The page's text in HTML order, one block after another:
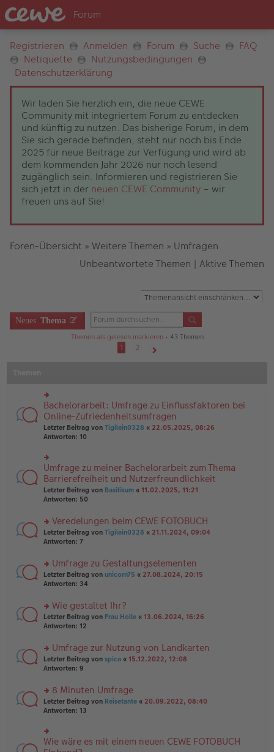
Registrieren Anmelden Forum Suche
FAQ
Netiquette
Nutzungsbedingungen
Datenschutzerklärung
Wir laden Sie herzlich ein, die neue CEWE
Community mit integriertem Forum zu entdecken
und künftig zu nutzen. Das bisherige Forum, in dem
Sie sich gerade befinden, steht nur noch bis Ende
2025 für neue Beiträge zur Verfügung und wird ab
dem kommenden Jahr 2026 nur noch lesend
zugänglich sein. Informieren und registrieren Sie
sich jetzt in der neuen CEWE Community – wir
freuen uns auf Sie!
Foren-Übersicht » Weitere Themen » Umfragen
Unbeantwortete Themen | Aktive Themen
Neues Thema
Themen als gelesen markieren• 43 Themen
1
2
rs
te
r
u
n
el
es
e
n
er
tr
a
g
Bachelorarbeit: Umfrage zu Einflussfaktoren bei
Online-Zufriedenheitsumfragen
Letzter Beitrag von Tigilein0328 « 22.05.2025, 08:26
Antworten: 10
rs
te
r
u
n
el
es
e
B
ei
tr
g
Umfrage zu meiner Bachelorarbeit zum Thema
Barrierefreiheit und Nutzerfreundlichkeit
Letzter Beitrag von Basilikum « 11.02.2025, 11:21
Antworten: 50
rs
te
n
g
el
e
n
er
tr
a
g
Veredelungen beim CEWE FOTOBUCH
Letzter Beitrag von Tigilein0328 « 21.11.2024, 09:04
Antworten: 7
rs
te
n
g
el
e
n
er
tr
a
g
Umfrage zu Gestaltungselementen
Letzter Beitrag von unicorn75 « 27.08.2024, 20:15
Antworten: 34
rs
te
n
g
el
e
n
er
tr
a
Wie gestaltet Ihr?
Letzter Beitrag von Frau Holle « 13.06.2024, 16:26
Antworten: 12
rs
te
n
g
el
e
n
Umfrage zur Nutzung von Landkarten
Letzter Beitrag von spica « 15.12.2022, 12:08
Antworten: 9
rs
te
u
n
g
8 Minuten Umfrage
Letzter Beitrag von Reisetante « 20.09.2022, 08:40
Antworten: 13
rs
Wie wäre es mit einem neuen CEWE FOTOBUCH